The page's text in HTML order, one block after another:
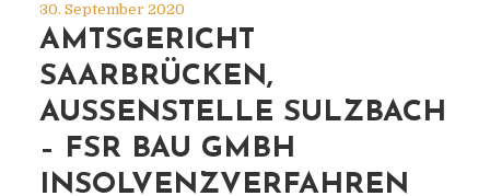
30. September 2020
AMTSGERICHT
SAARBRÜCKEN,
AUSSENSTELLE SULZBACH
– FSR BAU GMBH
INSOLVENZVERFAHREN